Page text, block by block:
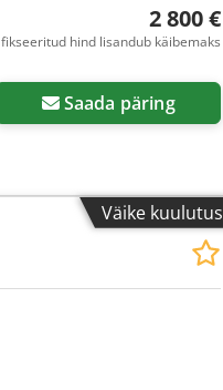
2 800 €
fikseeritud hind lisandub käibemaks
Saada päring
Väike kuulutus